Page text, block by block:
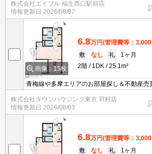
洗面台。敷地内防犯カメラ設置。フローリン
株式会社エイブル 福生西口駅前店
情報更新日 2026/08/07
画像：15枚
6.8万円(管理費等：
敷
なし 礼
1ヶ月
2階
1DK 25.1m²
青梅線や多摩エリアのお部屋探し＆不動産売
羽村店にお任せを！ご来店時無料駐車場ご用
株式会社タウンハウジング東京 羽村店
情報更新日 2026/08/03
6.8万円(管理費等：
敷
なし 礼
1ヶ月